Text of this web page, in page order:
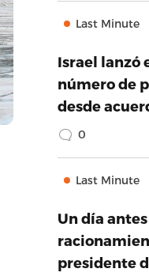
Last Minute
Israel lanzó
número de
desde
0
Last Minute
Un día
presidente